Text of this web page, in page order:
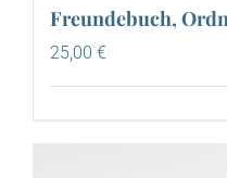
Freundebuch,
25,00 €